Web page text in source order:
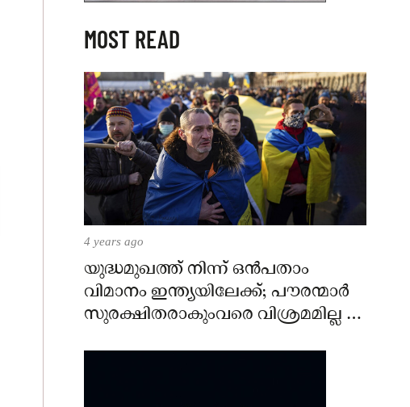
MOST READ
4 years ago
യുദ്ധമുഖത്ത് നിന്ന് ഒൻപതാം
വിമാനം ഇന്ത്യയിലേക്ക്; പൗരന്മാർ
സുരക്ഷിതരാകുംവരെ വിശ്രമമില്ല –